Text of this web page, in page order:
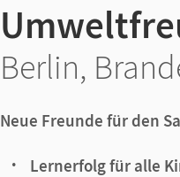
Berlin,
Neue Freunde für den
Lernerfolg für alle